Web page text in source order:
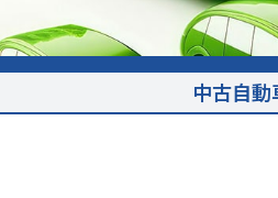
中古自